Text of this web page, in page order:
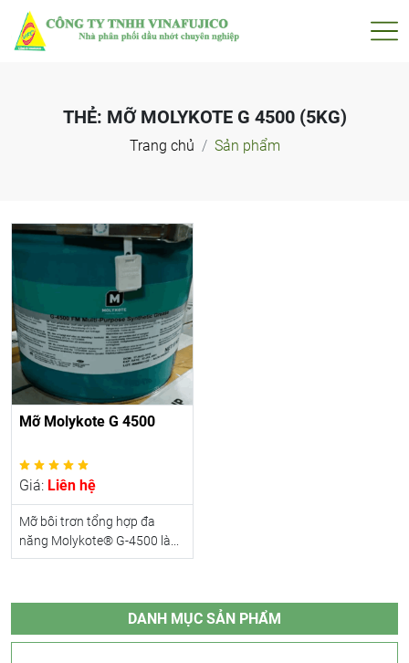
THẺ: MỠ MOLYKOTE G 4500 (5KG)
Trang chủ Sản phẩm
Mỡ Molykote G 4500
Giá: Liên hệ
Mỡ bôi trơn tổng hợp đa
năng Molykote® G-4500 là...
DANH MỤC SẢN PHẨM